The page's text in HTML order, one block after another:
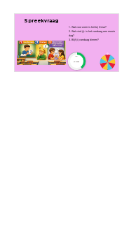
1. Wat voor weer is het bij Omar?
2. Wat vind jij: is het vandaag een mooie
dag?
3. Blijf jij vandaag binnen?
Spreekvraag
2:00